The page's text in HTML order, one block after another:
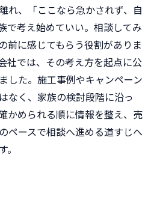
れ、「ここなら急かされず、自
で考え始めていい。相談してみ
前に感じてもらう役割がありま
社では、その考え方を起点に公
した。施工事例やキャンペーン
なく、家族の検討段階に沿っ
かめられる順に情報を整え、売
ペースで相談へ進める道すじへ